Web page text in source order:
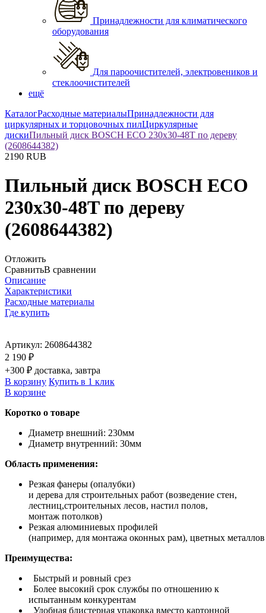
Принадлежности для климатического
оборудования
Для пароочистителей, электровеников и
стеклоочистителей
ещё
КаталогРасходные материалыПринадлежности для
циркулярных и торцовочных пилЦиркулярные
дискиПильный диск BOSCH ECO 230x30-48T по дереву
(2608644382)
2190 RUB
Пильный диск BOSCH ECO
230x30-48T по дереву
(2608644382)
Отложить
СравнитьВ сравнении
Описание
Характеристики
Расходные материалы
Где купить
Артикул: 2608644382
2 190 ₽
+300 ₽ доставка, завтра
В корзину Купить в 1 клик
В корзине
Коротко о товаре
Диаметр внешний: 230мм
Диаметр внутренний: 30мм
Область применения:
Резкая фанеры (опалубки)
и дерева для строительных работ (возведение стен,
лестниц,строительных лесов, настил полов,
монтаж потолков)
Резкая алюминиевых профилей
(например, для монтажа оконных рам), цветных металлов
Преимущества:
Быстрый и ровный срез
Более высокий срок службы по отношению к
испытанным конкурентам
Удобная блистерная упаковка вместо картонной